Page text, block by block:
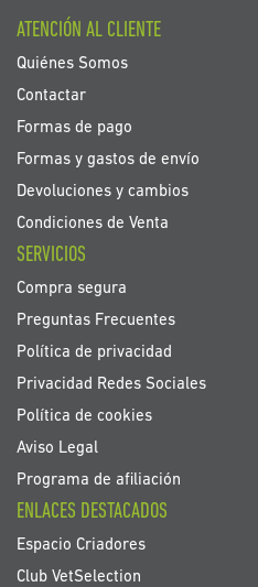
de
noticias:
ATENCIÓN AL CLIENTE
Quiénes Somos
Contactar
Formas de pago
Formas y gastos de envío
Devoluciones y cambios
Condiciones de Venta
SERVICIOS
Compra segura
Preguntas Frecuentes
Política de privacidad
Privacidad Redes Sociales
Política de cookies
Aviso Legal
Programa de afiliación
ENLACES DESTACADOS
Espacio Criadores
Club VetSelection